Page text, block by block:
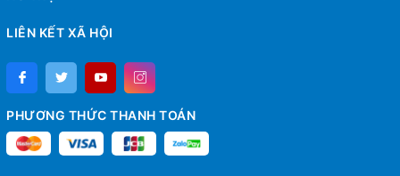
LIÊN KẾT XÃ HỘI
PHƯƠNG THỨC THANH TOÁN